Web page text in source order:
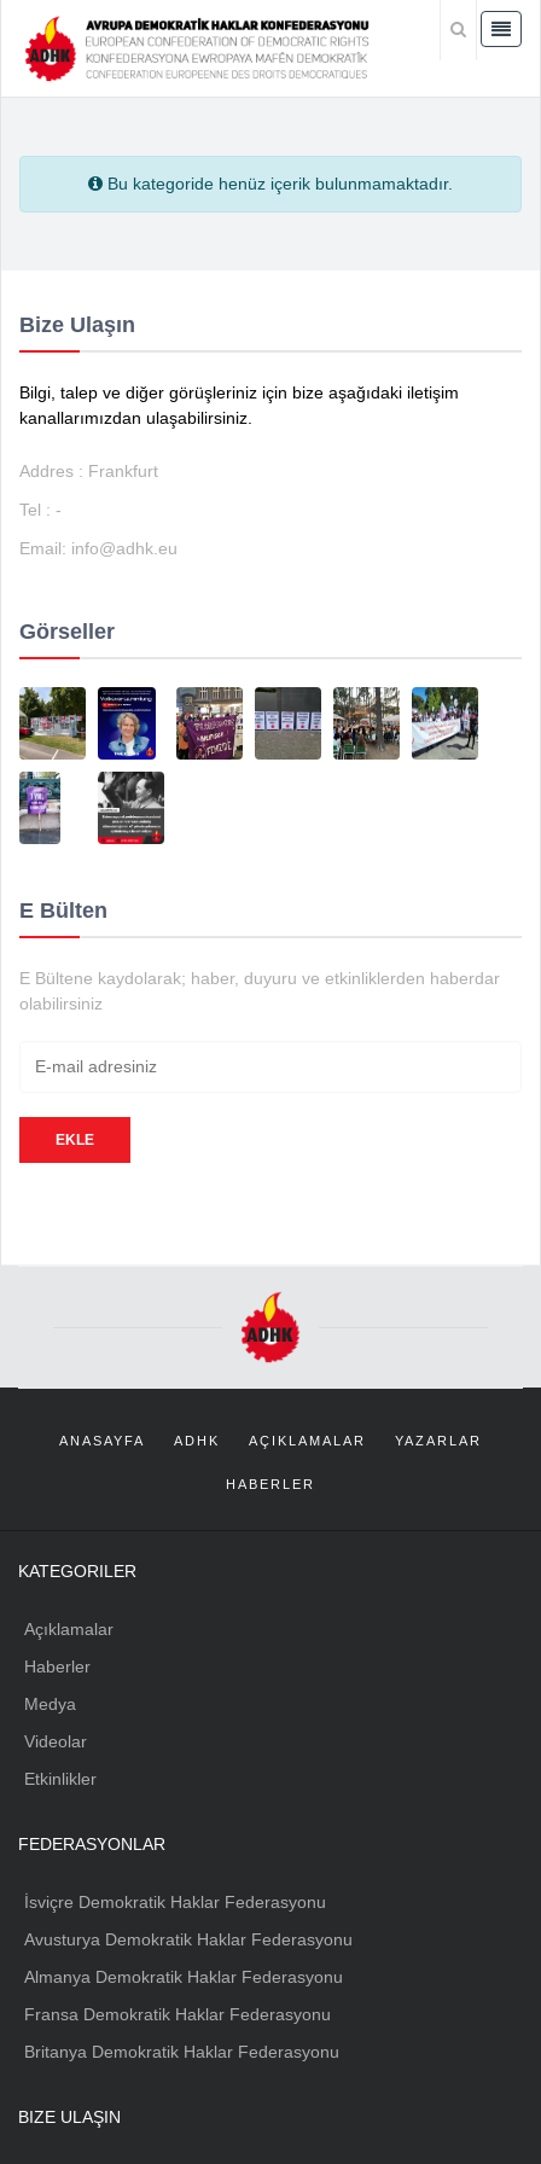
Bu kategoride henüz içerik bulunmamaktadır.
Bize Ulaşın
Bilgi, talep ve diğer görüşleriniz için bize aşağıdaki iletişim
kanallarımızdan ulaşabilirsiniz.
Addres : Frankfurt
Tel : -
Email: info@adhk.eu
Görseller
E Bülten
E Bültene kaydolarak; haber, duyuru ve etkinliklerden haberdar
olabilirsiniz
EKLE
ANASAYFA ADHK AÇIKLAMALAR YAZARLAR
HABERLER
KATEGORILER
Açıklamalar
Haberler
Medya
Videolar
Etkinlikler
FEDERASYONLAR
İsviçre Demokratik Haklar Federasyonu
Avusturya Demokratik Haklar Federasyonu
Almanya Demokratik Haklar Federasyonu
Fransa Demokratik Haklar Federasyonu
Britanya Demokratik Haklar Federasyonu
BIZE ULAŞIN